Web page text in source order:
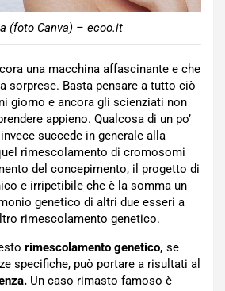
(foto Canva) – ecoo.it
una macchina affascinante e che
sorprese. Basta pensare a tutto ciò
giorno e ancora gli scienziati non
appieno. Qualcosa di un po’
succede in generale alla
rimescolamento di cromosomi
del concepimento, il progetto di
e irripetibile che è la somma un
genetico di altri due esseri a
rimescolamento genetico.
rimescolamento genetico, se
specifiche, può portare a risultati al
Un caso rimasto famoso è